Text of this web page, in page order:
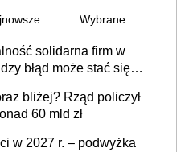
Wybrane
solidarna firm w
błąd może stać się
bliżej? Rząd policzył
60 mld zł
w 2027 r. – podwyżka